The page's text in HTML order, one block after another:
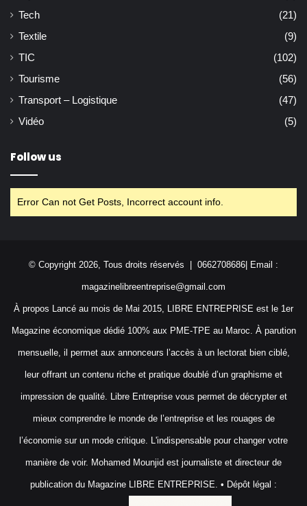
Tech
(21)
Textile
(9)
TIC
(102)
Tourisme
(56)
Transport – Logistique
(47)
Vidéo
(5)
Follow us
Error Can not Get Posts, Incorrect account info.
© Copyright 2026, Tous droits réservés | 0662708686| Email :
magazinelibreentreprise@gmail.com
À propos Lancé au mois de Mai 2015, LIBRE ENTREPRISE est le 1er
Magazine économique dédié 100% aux PME-TPE au Maroc. À parution
mensuelle, il permet aux annonceurs l’accès à un lectorat bien ciblé,
leur offrant un contenu riche et pratique doublé d’un graphisme et
impression de qualité. Libre Entreprise vous permet de décrypter et
mieux comprendre le monde de l’entreprise et les rouages de
l’économie sur un mode critique. L'indispensable pour changer votre
manière de voir. Mohamed Mounjid est journaliste et directeur de
publication du Magazine LIBRE ENTREPRISE. • Dépôt légal :